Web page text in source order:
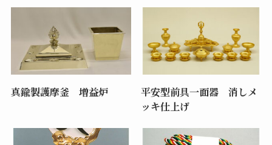
真鍮製護摩釜 増益炉
平安型前具一面器 消しメ
ッキ仕上げ